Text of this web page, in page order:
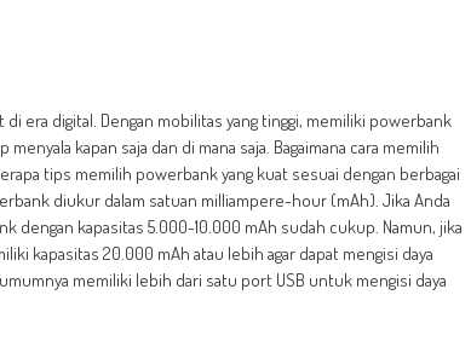
era digital. Dengan mobilitas yang tinggi, memiliki powerbank
kapan saja dan di mana saja. Bagaimana cara memilih
tips memilih powerbank yang kuat sesuai dengan berbagai
diukur dalam satuan milliampere-hour (mAh). Jika Anda
kapasitas 5.000-10.000 mAh sudah cukup. Namun, jika
kapasitas 20.000 mAh atau lebih agar dapat mengisi daya
memiliki lebih dari satu port USB untuk mengisi daya